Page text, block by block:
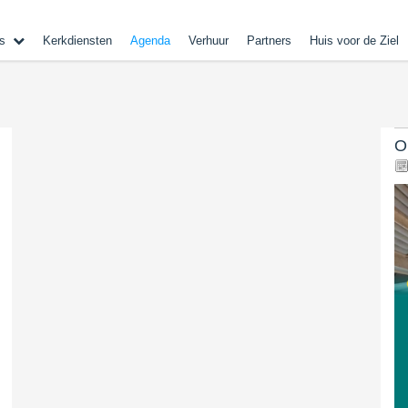
Kerkdiensten Agenda Verhuur Partners Huis voor de Ziel